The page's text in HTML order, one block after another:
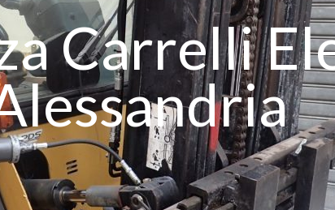
Carrelli